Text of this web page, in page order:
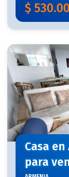
$
Casa en
para